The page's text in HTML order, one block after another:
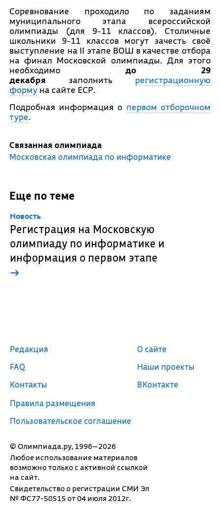
Соревнование проходило по заданиям
муниципального этапа всероссийской
олимпиады (для 9-11 классов). Столичные
школьники 9-11 классов могут зачесть своё
выступление на II этапе ВОШ в качестве отбора
на финал Московской олимпиады. Для этого
необходимо до 29
декабря заполнить регистрационную
формуна сайте ЕСР.
Подробная информация о первом отборочном
туре.
Связанная олимпиада
Московская олимпиада по информатике
Еще по теме
Новость
Регистрация на Московскую
олимпиаду по информатике и
информация о первом этапе
→
© Олимпиада.ру, 1996—2026
Любое использование материалов
возможно только с активной ссылкой
на сайт.
Свидетельство о регистрации СМИ Эл
№ ФС77-50515 от 04 июля 2012г.
Редакция
FAQ
Контакты
Правила размещения
Пользовательское соглашение
О сайте
Наши проекты
ВКонтакте